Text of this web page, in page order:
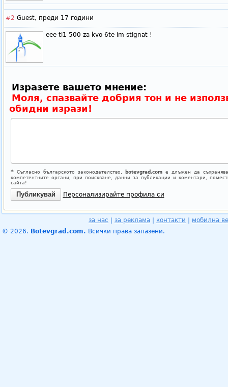
#2 Guest, преди 17 години
eee ti1 500 za kvo 6te im stignat !
Изразете вашето мнение:
Моля, спазвайте добрия тон и не
обидни изрази!
*Съгласно българското законодателство, botevgrad.comе длъжен да
компетентните органи, при поискване, данни за публикации и коментари,
сайта!
Персонализирайте профила си
за нас за реклама контакти
мобилна
© 2026. Botevgrad.com. Всички права запазени.